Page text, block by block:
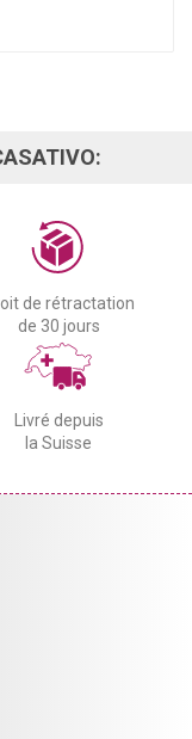
de rétractation
de 30 jours
Livré depuis
la Suisse